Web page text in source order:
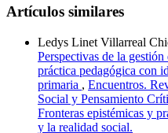
Artículos similares
Ledys Linet Villarreal
Perspectivas de la
práctica pedagógica con
primaria , Encuentros.
Social y Pensamiento
Fronteras epistémicas y
y la realidad social.